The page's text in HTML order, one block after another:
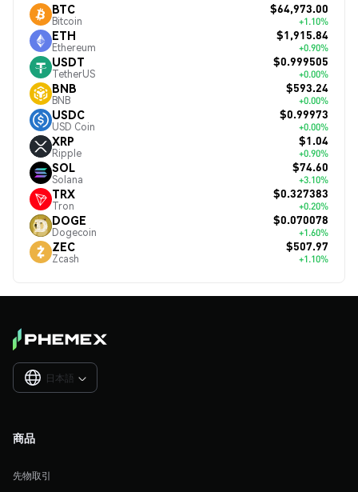
BTC
Bitcoin
$64,973.00
+1.10%
ETH
Ethereum
$1,915.84
+0.90%
USDT
TetherUS
$0.999505
+0.00%
BNB
BNB
$593.24
+0.00%
USDC
USD Coin
$0.99973
+0.00%
XRP
Ripple
$1.04
+0.90%
SOL
Solana
$74.60
+3.10%
TRX
Tron
$0.327383
+0.20%
DOGE
Dogecoin
$0.070078
+1.60%
ZEC
Zcash
$507.97
+1.10%
日本語 
商品
先物取引